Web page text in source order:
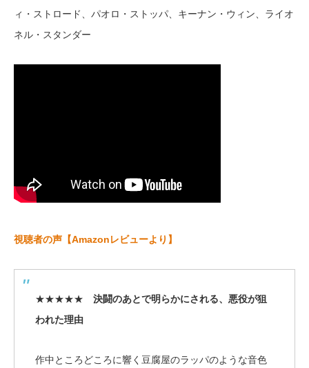
ィ・ストロード、パオロ・ストッパ、キーナン・ウィン、ライオ
ネル・スタンダー
視聴者の声【Amazonレビューより】
★★★★★ 決闘のあとで明らかにされる、悪役が狙
われた理由
作中ところどころに響く豆腐屋のラッパのような音色